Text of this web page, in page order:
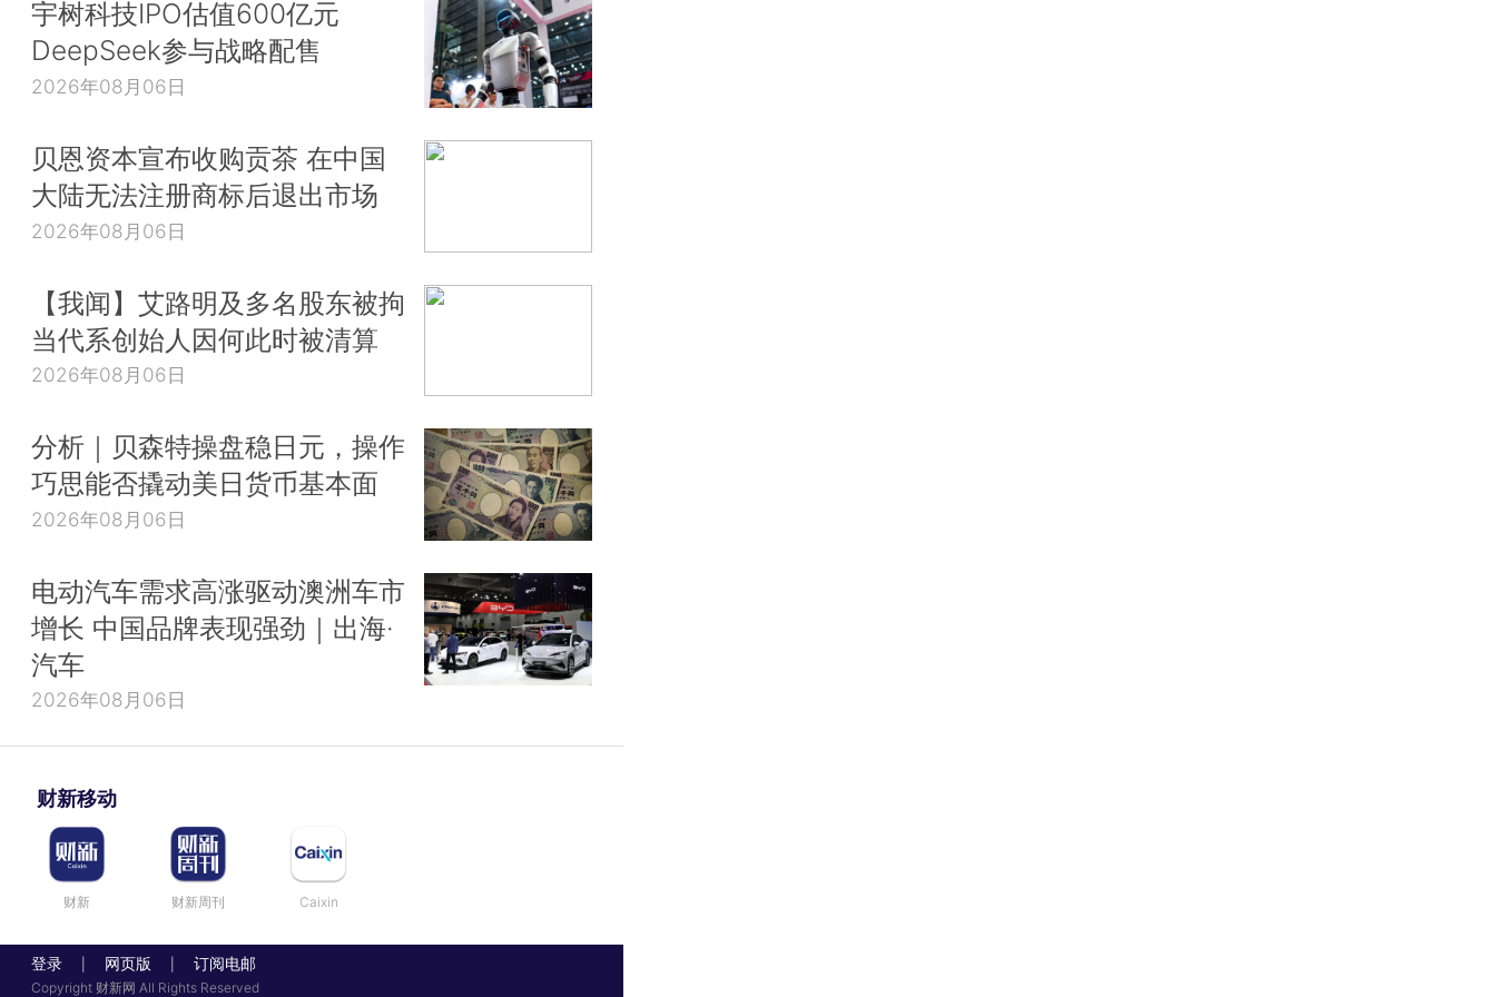
宇树科技IPO估值600亿元
DeepSeek参与战略配售
2026年08月06日
贝恩资本宣布收购贡茶 在中国
大陆无法注册商标后退出市场
2026年08月06日
【我闻】艾路明及多名股东被拘
当代系创始人因何此时被清算
2026年08月06日
分析｜贝森特操盘稳日元，操作
巧思能否撬动美日货币基本面
2026年08月06日
电动汽车需求高涨驱动澳洲车市
增长 中国品牌表现强劲｜出海·
汽车
2026年08月06日
财新移动
财新 财新周刊 Caixin
登录 网页版 订阅电邮
Copyright 财新网 All Rights Reserved